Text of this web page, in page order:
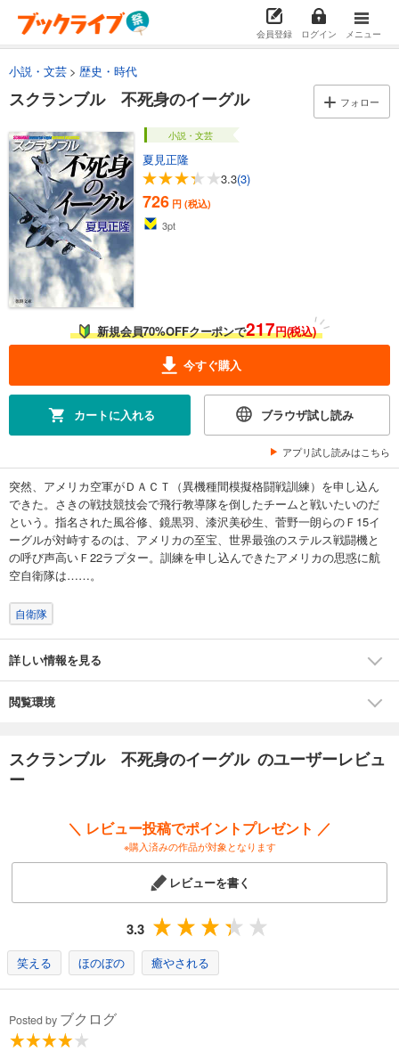
会員登録 ログイン メニュー
小説・文芸 歴史・時代
スクランブル 不死身のイーグル フォロー
小説・文芸
夏見正隆
3.3(3)
726 円 (税込)
3pt
新規会員70%OFFクーポンで217円(税込)
今すぐ購入
カートに入れる ブラウザ試し読み
アプリ試し読みはこちら
突然、アメリカ空軍がＤＡＣＴ（異機種間模擬格闘戦訓練）を申し込ん
できた。さきの戦技競技会で飛行教導隊を倒したチームと戦いたいのだ
という。指名された風谷修、鏡黒羽、漆沢美砂生、菅野一朗らのＦ15イ
ーグルが対峙するのは、アメリカの至宝、世界最強のステルス戦闘機と
の呼び声高いＦ22ラプター。訓練を申し込んできたアメリカの思惑に航
空自衛隊は……。
自衛隊
詳しい情報を見る
閲覧環境
スクランブル 不死身のイーグル のユーザーレビュ
ー
＼ レビュー投稿でポイントプレゼント ／
※購入済みの作品が対象となります
レビューを書く
3.3
笑える ほのぼの 癒やされる
Posted by ブクログ